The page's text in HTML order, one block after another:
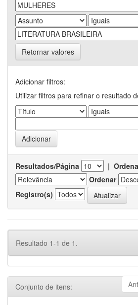
Retornar valores
Adicionar filtros:
Utilizar filtros para refinar o resultado
Resultados/Página |
Ordenar
Registro(s)
Resultado 1-1 de 1.
Conjunto de itens: